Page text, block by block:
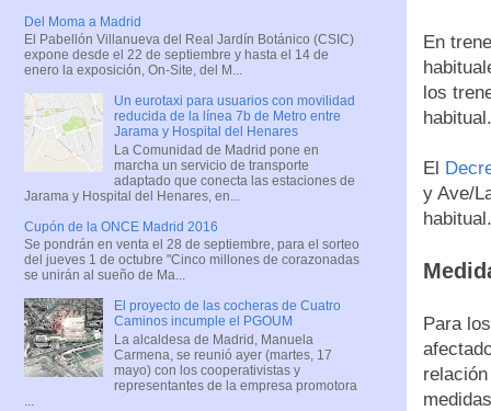
En
los
habitual.
El
y Ave/
habitual.
Para
Del Moma a Madrid
El Pabellón Villanueva del Real Jardín Botánico (CSIC)
expone desde el 22 de septiembre y hasta el 14 de
enero la exposición, On-Site, del M...
Un eurotaxi para usuarios con movilidad
reducida de la línea 7b de Metro entre
Jarama y Hospital del Henares
La Comunidad de Madrid pone en
marcha un servicio de transporte
adaptado que conecta las estaciones de
Jarama y Hospital del Henares, en...
Cupón de la ONCE Madrid 2016
Se pondrán en venta el 28 de septiembre, para el sorteo
del jueves 1 de octubre "Cinco millones de corazonadas
se unirán al sueño de Ma...
El proyecto de las cocheras de Cuatro
Caminos incumple el PGOUM
La alcaldesa de Madrid, Manuela
Carmena, se reunió ayer (martes, 17
mayo) con los cooperativistas y
representantes de la empresa promotora